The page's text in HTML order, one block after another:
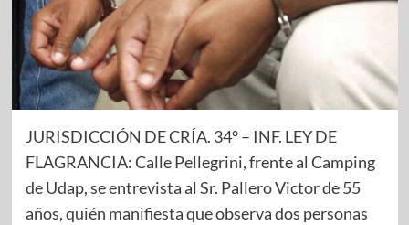
JURISDICCIÓN DE CRÍA. 34° – INF. LEY DE
FLAGRANCIA: Calle Pellegrini, frente al Camping
de Udap, se entrevista al Sr. Pallero Victor de 55
años, quién manifiesta que observa dos personas